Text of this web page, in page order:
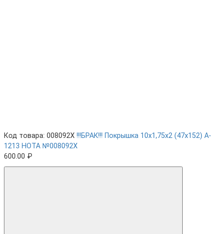
Код товара: 008092X !!!БРАК!!! Покрышка 10х1,75х2 (47x152) A-
1213 HOTA №008092X
600.00 ₽